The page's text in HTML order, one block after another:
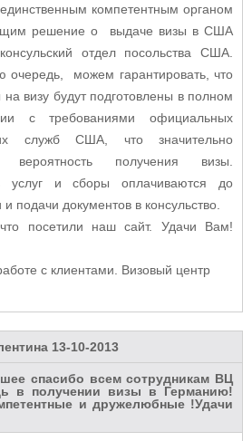
единственным компетентным органом
решение о выдаче визы в США
отдел посольства США.
очередь, можем гарантировать, что
на визу будут подготовлены в полном
с требованиями официальных
служб США, что значительно
вероятность получения визы.
услуг и сборы оплачиваются до
и подачи документов в консульство.
посетили наш сайт. Удачи Вам!
с клиентами. Визовый центр
13-10-2013
спасибо всем сотрудникам ВЦ
в получении визы в Германию!
и дружелюбные !Удачи